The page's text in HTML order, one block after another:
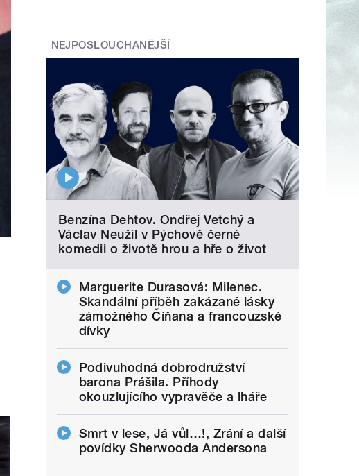
NEJPOSLOUCHANĚJŠÍ
Benzína Dehtov. Ondřej Vetchý a
Václav Neužil v Pýchově černé
komedii o životě hrou a hře o život
Marguerite Durasová: Milenec.
Skandální příběh zakázané lásky
zámožného Číňana a francouzské
dívky
Podivuhodná dobrodružství
barona Prášila. Příhody
okouzlujícího vypravěče a lháře
Smrt v lese, Já vůl…!, Zrání a další
povídky Sherwooda Andersona